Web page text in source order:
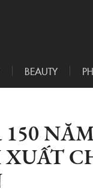
BEAUTY
150